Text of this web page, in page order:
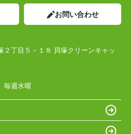
お問い合わせ
２丁目５－１８ 貝塚クリーンキャッ
毎週水曜